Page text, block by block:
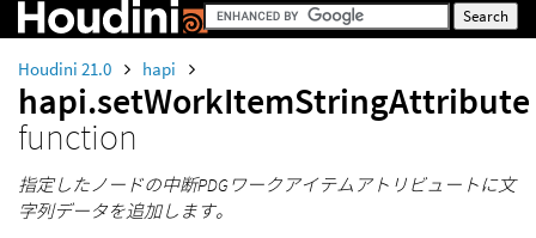
Houdini 21.0 hapi
hapi.setWorkItemStringAttribute
function
指定したノードの中断PDGワークアイテムアトリビュートに文
字列データを追加します。